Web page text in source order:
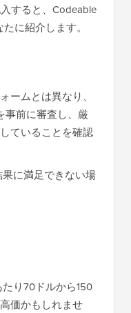
すると、Codeable
に紹介します。
ームとは異なり、
事前に審査し、厳
ていることを確認
に満足できない場
り70ドルから150
価かもしれませ